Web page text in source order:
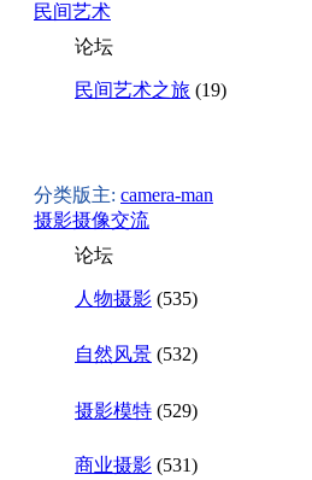
民间艺术
论坛
民间艺术之旅 (19)
分类版主: camera-man
摄影摄像交流
论坛
人物摄影 (535)
自然风景 (532)
摄影模特 (529)
商业摄影 (531)